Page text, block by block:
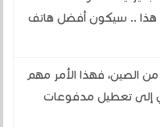
هذا .. سيكون أفضل هاتف
الصين، فهذا الأمر مهم
إلى تعطيل مدفوعات